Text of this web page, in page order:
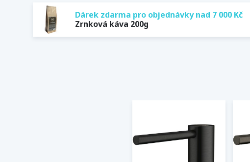
Dárek zdarma pro objednávky nad 7 000 Kč
Zrnková káva 200g